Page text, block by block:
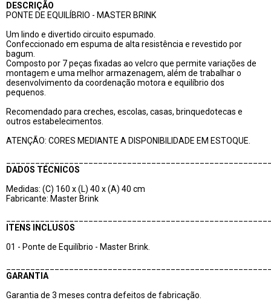
DESCRIÇÃO
PONTE DE EQUILÍBRIO - MASTER BRINK
Um lindo e divertido circuito espumado.
Confeccionado em espuma de alta resistência e revestido por
bagum.
Composto por 7 peças fixadas ao velcro que permite variações de
montagem e uma melhor armazenagem, além de trabalhar o
desenvolvimento da coordenação motora e equilíbrio dos
pequenos.
Recomendado para creches, escolas, casas, brinquedotecas e
outros estabelecimentos.
ATENÇÃO: CORES MEDIANTE A DISPONIBILIDADE EM ESTOQUE.
DADOS TÉCNICOS
Medidas: (C) 160 x (L) 40 x (A) 40 cm
Fabricante: Master Brink
ITENS INCLUSOS
01 - Ponte de Equilíbrio - Master Brink.
GARANTIA
Garantia de 3 meses contra defeitos de fabricação.